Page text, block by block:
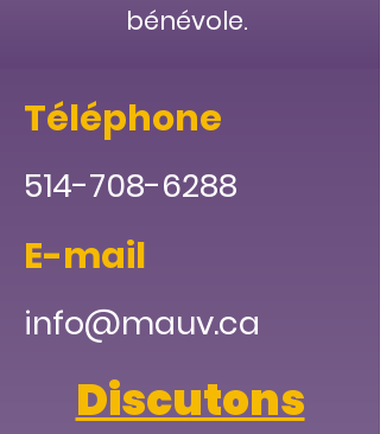
bénévole.
Téléphone
514-708-6288
E-mail
info@mauv.ca
Discutons